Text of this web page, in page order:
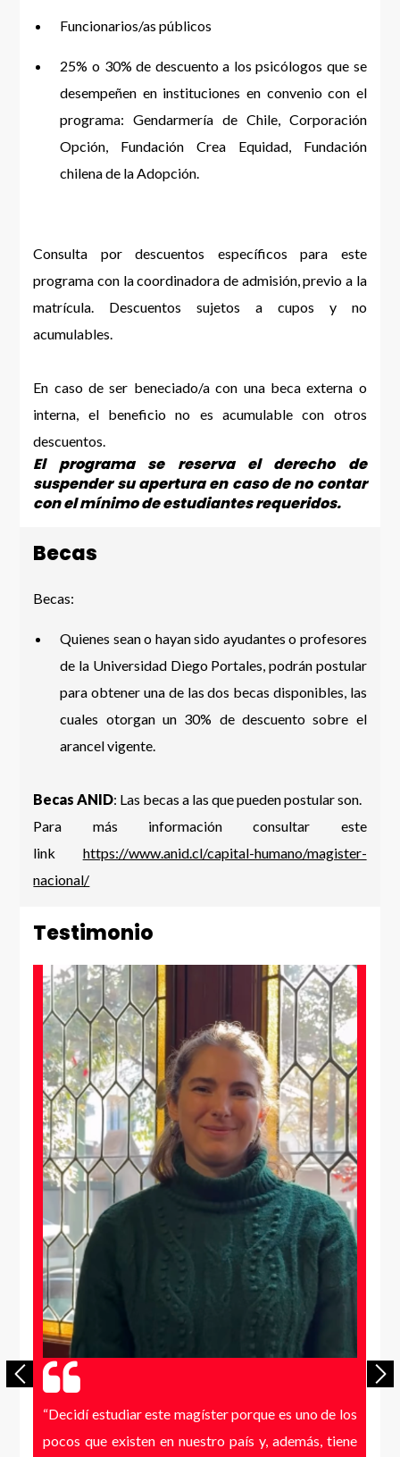
Funcionarios/as públicos
25% o 30% de descuento a los psicólogos que se
desempeñen en instituciones en convenio con el
programa: Gendarmería de Chile, Corporación
Opción, Fundación Crea Equidad, Fundación
chilena de la Adopción.
Consulta por descuentos específicos para este
programa con la coordinadora de admisión, previo a la
matrícula. Descuentos sujetos a cupos y no
acumulables.
En caso de ser beneciado/a con una beca externa o
interna, el beneficio no es acumulable con otros
descuentos.
El programa se reserva el derecho de
suspender su apertura en caso de no contar
con el mínimo de estudiantes requeridos.
Becas
Becas:
Quienes sean o hayan sido ayudantes o profesores
de la Universidad Diego Portales, podrán postular
para obtener una de las dos becas disponibles, las
cuales otorgan un 30% de descuento sobre el
arancel vigente.
Becas ANID: Las becas a las que pueden postular son.
Para más información consultar este
link https://www.anid.cl/capital-humano/magister-
nacional/
Testimonio
“Decidí estudiar este magíster porque es uno de los
pocos que existen en nuestro país y, además, tiene